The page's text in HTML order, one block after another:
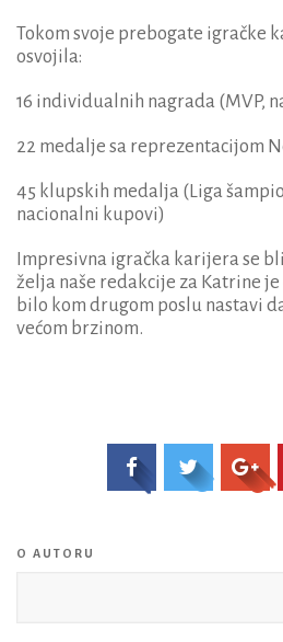
Tokom svoje prebogate igračke
osvojila:
16 individualnih nagrada (MVP,
22 medalje sa reprezentacijom
45 klupskih medalja (Liga
nacionalni kupovi)
Impresivna igračka karijera se
želja naše redakcije za Katrine
bilo kom drugom poslu nastavi
većom brzinom.
O AUTORU